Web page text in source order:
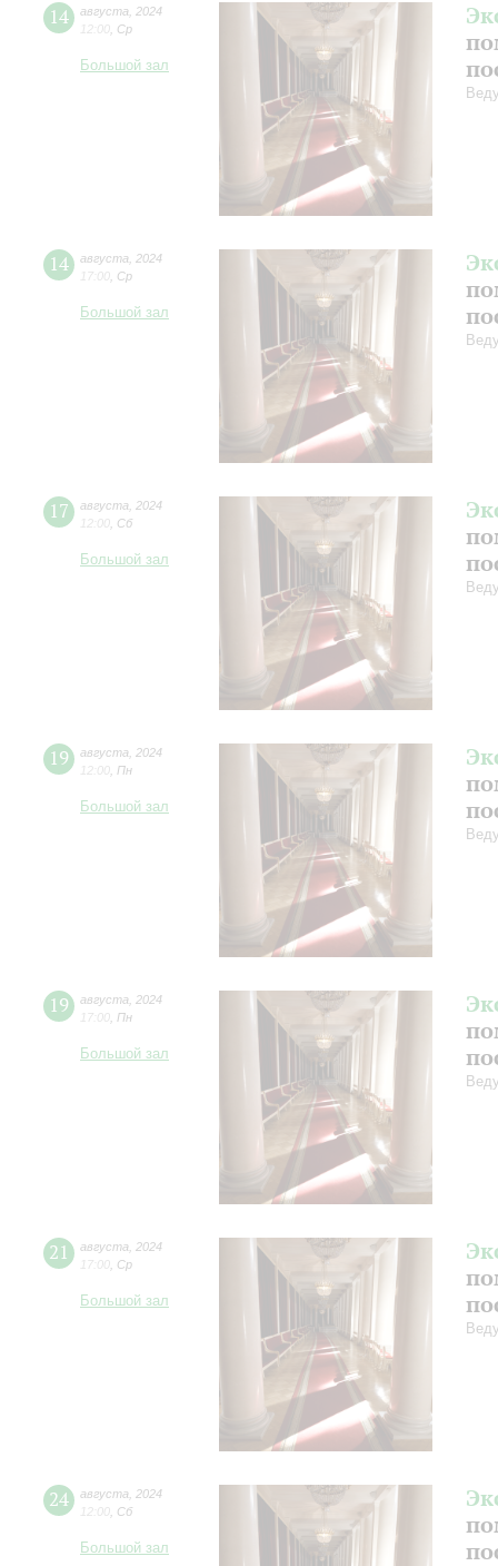
14 августа
2024
12:00 Ср
Большой зал
14 августа
2024
17:00 Ср
Большой зал
17 августа
2024
12:00 Сб
Большой зал
19 августа
2024
12:00 Пн
Большой зал
19 августа
2024
17:00 Пн
Большой зал
21 августа
2024
17:00 Ср
Большой зал
24 августа
2024
12:00 Сб
Большой зал